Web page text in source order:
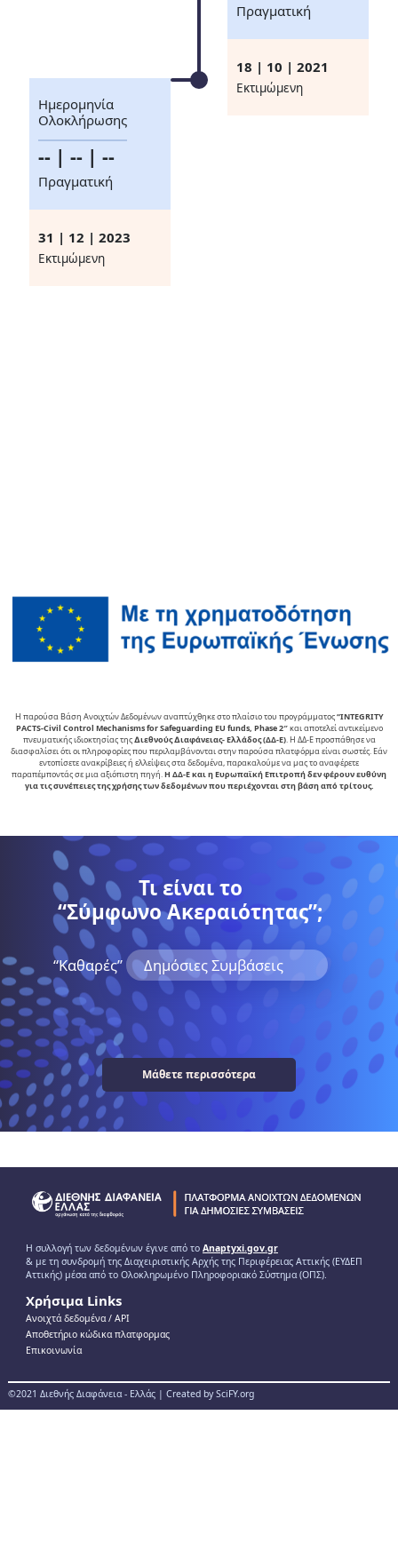
Πραγματική
18 | 10 | 2021
Eκτιμώμενη
Ημερομηνία
Ολοκλήρωσης
-- | -- | --
Πραγματική
31 | 12 | 2023
Eκτιμώμενη
Η παρούσα Βάση Ανοιχτών Δεδομένων αναπτύχθηκε στο πλαίσιο του προγράμματος“INTEGRITY
PACTS-Civil Control Mechanisms for Safeguarding EU funds, Phase 2″και αποτελεί αντικείµενο
πνευµατικής ιδιοκτησίας της∆ιεθνούς ∆ιαφάνειας- Ελλάδος (ΔΔ-Ε). Η ΔΔ-Ε προσπάθησε να
διασφαλίσει ότι οι πληροφορίες που περιλαμβάνονται στην παρούσα πλατφόρμα είναι σωστές. Εάν
εντοπίσετε ανακρίβειες ή ελλείψεις στα δεδομένα, παρακαλούμε να μας το αναφέρετε
παραπέμποντάς σε μια αξιόπιστη πηγή.Η ΔΔ-Ε και η Ευρωπαϊκή Επιτροπή δεν φέρουν ευθύνη
για τις συνέπειες της χρήσης των δεδομένων που περιέχονται στη βάση από τρίτους.
Τι είναι το
“Σύμφωνο Ακεραιότητας”;
“Kαθαρές” Δημόσιες Συμβάσεις
Μάθετε περισσότερα
Η συλλογή των δεδομένων έγινε από το Anaptyxi.gov.gr
& με τη συνδρομή της Διαχειριστικής Αρχής της Περιφέρειας Αττικής (ΕΥΔΕΠ
Αττικής) μέσα από το Ολοκληρωμένο Πληροφοριακό Σύστημα (ΟΠΣ).
Χρήσιμα Links
Ανοιχτά δεδομένα / ΑPI
Αποθετήριο κώδικα πλατφορμας
Επικοινωνία
©2021 Διεθνής Διαφάνεια - Ελλάς | Created by SciFY.org